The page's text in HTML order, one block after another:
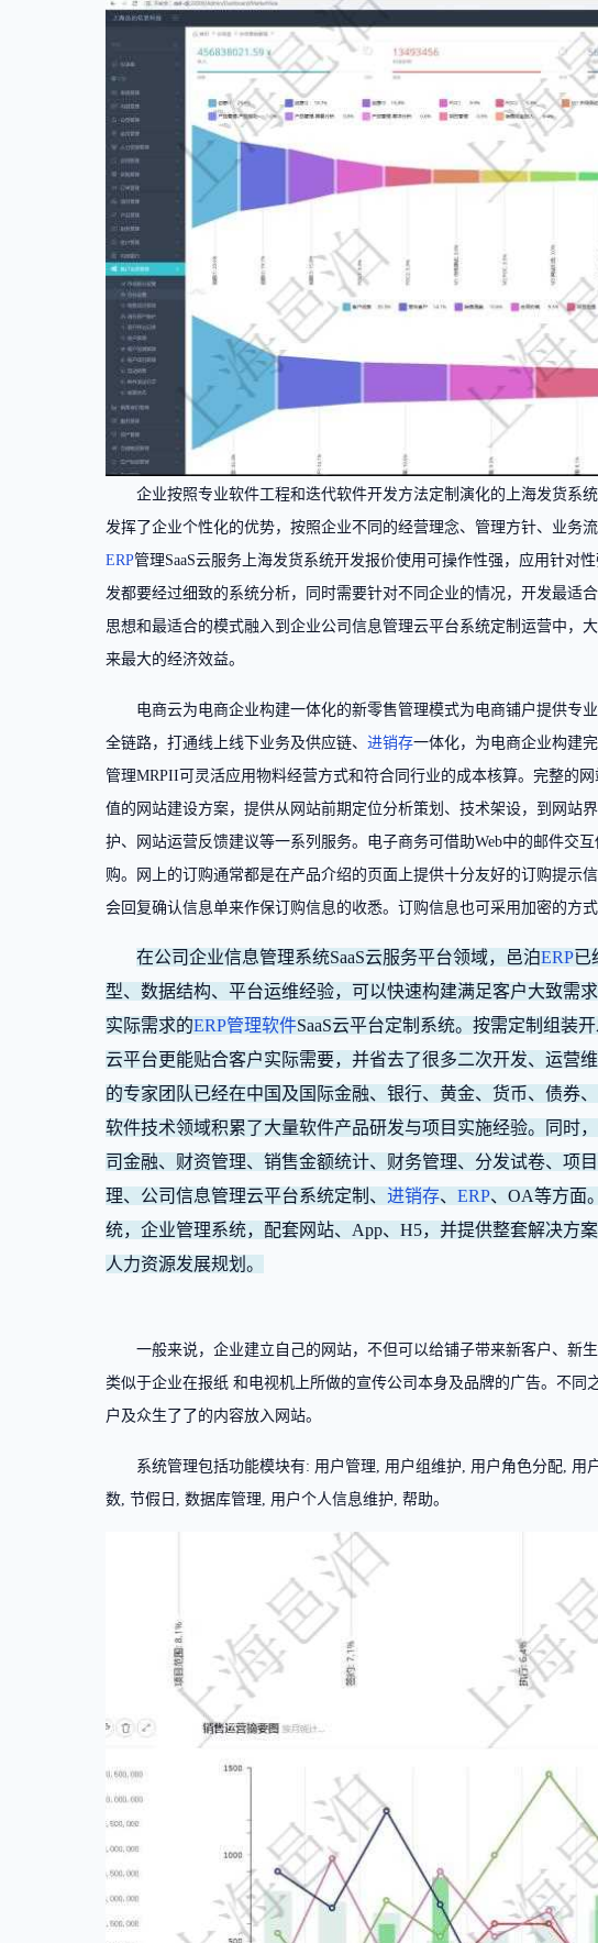
企业按照专业软件工程和迭代软件开发方法定制演化的上海发货系
发挥了企业个性化的优势，按照企业不同的经营理念、管理方针、业务
ERP管理SaaS云服务上海发货系统开发报价使用可操作性强，应用针对
发都要经过细致的系统分析，同时需要针对不同企业的情况，开发最适
思想和最适合的模式融入到企业公司信息管理云平台系统定制运营中，
来最大的经济效益。
电商云为电商企业构建一体化的新零售管理模式为电商铺户提供专
全链路，打通线上线下业务及供应链、 进销存一体化，为电商企业构建
管理MRPII可灵活应用物料经营方式和符合同行业的成本核算。完整的
值的网站建设方案，提供从网站前期定位分析策划、技术架设，到网站
护、网站运营反馈建议等一系列服务。电子商务可借助Web中的邮件交
购。网上的订购通常都是在产品介绍的页面上提供十分友好的订购提示
会回复确认信息单来作保订购信息的收悉。订购信息也可采用加密的方
在公司企业信息管理系统SaaS云服务平台领域，邑泊ERP已
型、数据结构、平台运维经验，可以快速构建满足客户大致需
实际需求的ERP管理软件SaaS云平台定制系统。按需定制组装
云平台更能贴合客户实际需要，并省去了很多二次开发、运营
的专家团队已经在中国及国际金融、银行、黄金、货币、债券
软件技术领域积累了大量软件产品研发与项目实施经验。同时
司金融、财资管理、销售金额统计、财务管理、分发试卷、项
理、公司信息管理云平台系统定制、 进销存、 ERP、OA等方面
统，企业管理系统，配套网站、App、H5，并提供整套解决方
人力资源发展规划。
一般来说，企业建立自己的网站，不但可以给铺子带来新客户、新
类似于企业在报纸 和电视机上所做的宣传公司本身及品牌的广告。不
户及众生了了的内容放入网站。
系统管理包括功能模块有: 用户管理, 用户组维护, 用户角色分配,
数, 节假日, 数据库管理, 用户个人信息维护, 帮助。